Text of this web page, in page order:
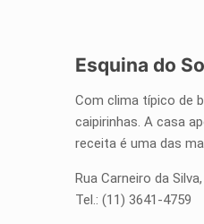
Esquina do
Com clima típico de
caipirinhas. A casa
receita é uma das
Rua Carneiro da
Tel.: (11) 3641-4759